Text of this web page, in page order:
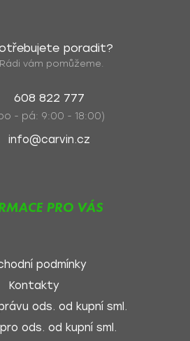
poradit?
Rádi vám pomůžeme.
608 822 777
- pá: 9:00 - 18:00)
info@carvin.cz
PRO VÁS
podmínky
Kontakty
ods. od kupní sml.
ods. od kupní sml.